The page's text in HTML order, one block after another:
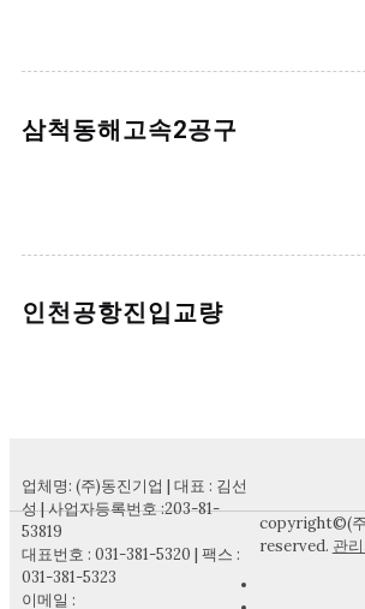
삼척동해고속2공구
인천공항진입교량
업체명: (주)동진기업 | 대표 : 김선
성 | 사업자등록번호 :203-81-
53819
대표번호 : 031-381-5320 | 팩스 :
031-381-5323
이메일 :
copyright©(
reserved. 관